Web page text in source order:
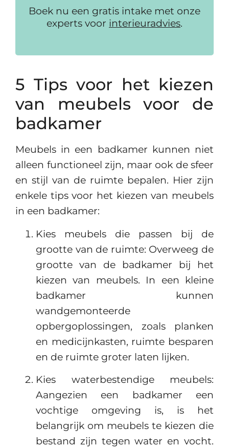
Boek nu een gratis intake met onze
experts voor interieuradvies.
5 Tips voor het kiezen
van meubels voor de
badkamer
Meubels in een badkamer kunnen niet
alleen functioneel zijn, maar ook de sfeer
en stijl van de ruimte bepalen. Hier zijn
enkele tips voor het kiezen van meubels
in een badkamer:
Kies meubels die passen bij de
grootte van de ruimte: Overweeg de
grootte van de badkamer bij het
kiezen van meubels. In een kleine
badkamer kunnen
wandgemonteerde
opbergoplossingen, zoals planken
en medicijnkasten, ruimte besparen
en de ruimte groter laten lijken.
Kies waterbestendige meubels:
Aangezien een badkamer een
vochtige omgeving is, is het
belangrijk om meubels te kiezen die
bestand zijn tegen water en vocht.